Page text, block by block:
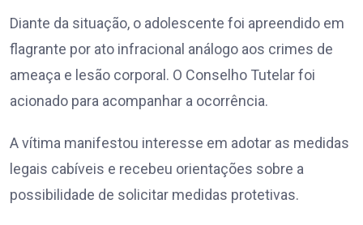
Diante da situação, o adolescente foi apreendido em
flagrante por ato infracional análogo aos crimes de
ameaça e lesão corporal. O Conselho Tutelar foi
acionado para acompanhar a ocorrência.
A vítima manifestou interesse em adotar as medidas
legais cabíveis e recebeu orientações sobre a
possibilidade de solicitar medidas protetivas.